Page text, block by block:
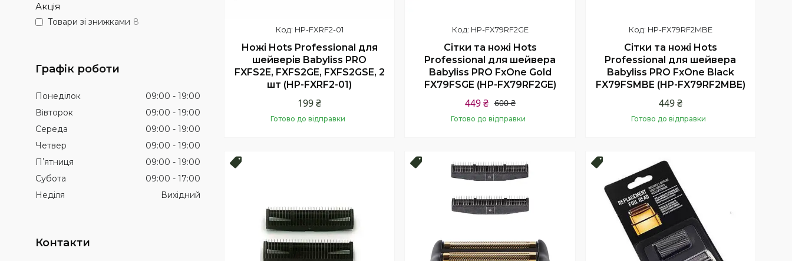
HP-FXRF2-01
Ножі Hots Professional для
шейверів Babyliss PRO
FXFS2E, FXFS2GE, FXFS2GSE, 2
шт (HP-FXRF2-01)
199 ₴
Готово до відправки
HP-FX79RF2GE
Сітки та ножі Hots
Professional для шейвера
Babyliss PRO FxOne Gold
FX79FSGE (HP-FX79RF2GE)
600 ₴
449 ₴
Готово до відправки
HP-FX79RF2MBE
Сітки та ножі Hots
Professional для шейвера
Babyliss PRO FxOne Black
FX79FSMBE (HP-FX79RF2MBE)
449 ₴
Готово до відправки
Топ продаж
Акція
Товари зі знижками 8
Графік роботи
Понеділок 09:00
19:00
Вівторок
09:00
19:00
Середа
09:00
19:00
Четвер
09:00
19:00
Пʼятниця
09:00
19:00
Субота
09:00
17:00
Неділя
Вихідний